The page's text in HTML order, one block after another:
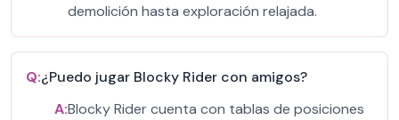
demolición hasta exploración relajada.
Q:¿Puedo jugar Blocky Rider con amigos?
A:Blocky Rider cuenta con tablas de posiciones